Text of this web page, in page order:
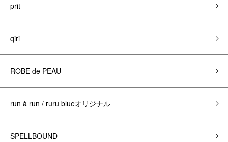
prit
qiri
ROBE de PEAU
run à run / ruru blueオリジナル
SPELLBOUND